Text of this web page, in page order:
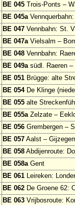
BE 045 Trois-Ponts –
BE 045a
BE 047 Vennbahn: St.
BE 047aVielsalm –
BE 048 Vennbahn:
BE 049asüdl. Raeren –
BE 051 Brügge: alte
BE 054De Klinge
BE 055 alte
BE 055aZelzate –
BE 056 Grembergen –
BE 057 Aalst –
BE 058 Abdijenroute:
BE 058aGent
BE 061 Leireken:
BE 062 De Groene 62:
BE 063 Vrijbosroute: